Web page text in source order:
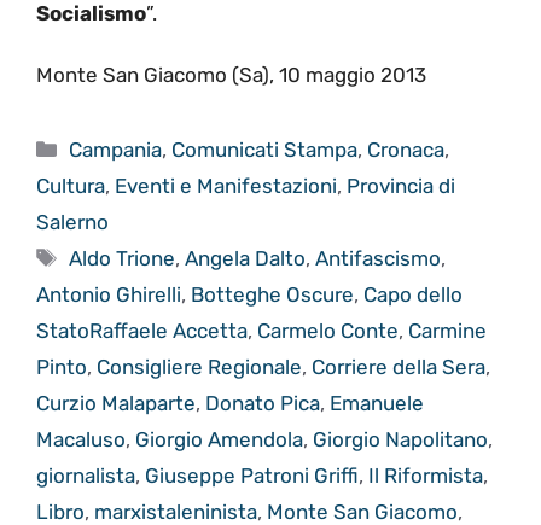
Socialismo”.
Monte San Giacomo (Sa), 10 maggio 2013
Categorie
Campania, Comunicati Stampa, Cronaca,
Cultura, Eventi e Manifestazioni, Provincia di
Salerno
Tag
Aldo Trione,Angela Dalto,Antifascismo,
Antonio Ghirelli, Botteghe Oscure, Capo dello
StatoRaffaele Accetta, Carmelo Conte, Carmine
Pinto, Consigliere Regionale, Corriere della Sera,
Curzio Malaparte, Donato Pica, Emanuele
Macaluso, Giorgio Amendola, Giorgio Napolitano,
giornalista, Giuseppe Patroni Griffi, Il Riformista,
Libro, marxistaleninista, Monte San Giacomo,